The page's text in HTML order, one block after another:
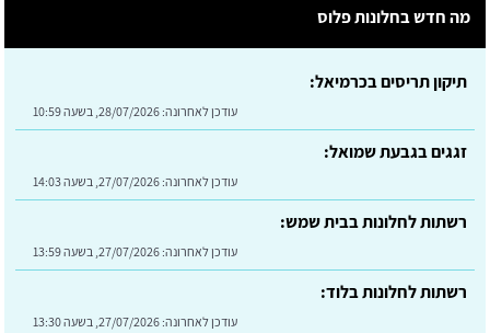
מה חדש בחלונות פלוס
תיקון תריסים בכרמיאל:
זגגים בגבעת שמואל:
עודכן לאחרונה: 27/07/2026, בשעה 14:03
רשתות לחלונות בבית שמש:
עודכן לאחרונה: 27/07/2026, בשעה 13:59
רשתות לחלונות בלוד:
עודכן לאחרונה: 27/07/2026, בשעה 13:30
תיקון תריסים בצפת:
עודכן לאחרונה: 30/07/2026, בשעה 09:24